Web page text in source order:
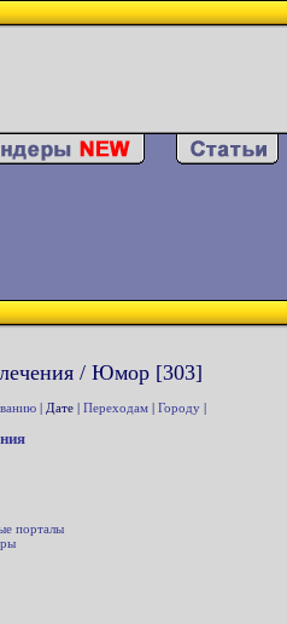
/ Юмор [303]
| Дате | Переходам | Городу |
порталы